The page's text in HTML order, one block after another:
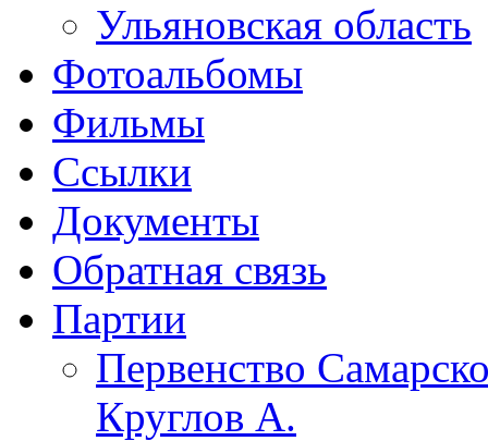
Ульяновская область
Фотоальбомы
Фильмы
Ссылки
Документы
Обратная связь
Партии
Первенство
Круглов А.